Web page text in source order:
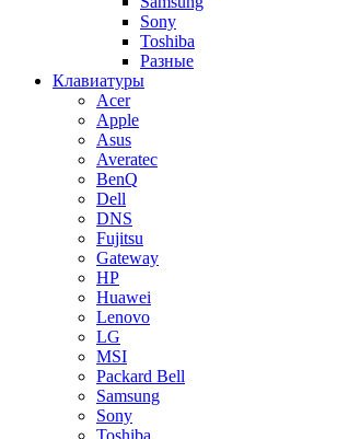
Sony
Toshiba
Разные
Клавиатуры
Acer
Apple
Asus
Averatec
BenQ
Dell
DNS
Fujitsu
Gateway
HP
Huawei
Lenovo
LG
MSI
Packard Bell
Samsung
Sony
Toshiba